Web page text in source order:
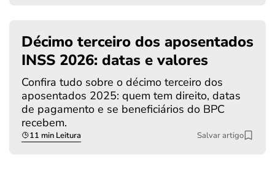
Décimo terceiro dos aposentados
INSS 2026: datas e valores
Confira tudo sobre o décimo terceiro dos
aposentados 2025: quem tem direito, datas
de pagamento e se beneficiários do BPC
recebem.
11 min Leitura Salvar artigo